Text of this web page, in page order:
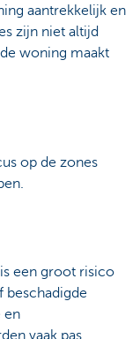
aantrekkelijk en
zijn niet altijd
woning maakt
op de zones
een groot risico
beschadigde
en
vaak pas